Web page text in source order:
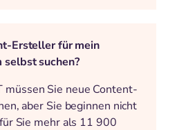
Ersteller für mein
suchen?
müssen Sie neue Content-
aber Sie beginnen nicht
Sie mehr als 11 900